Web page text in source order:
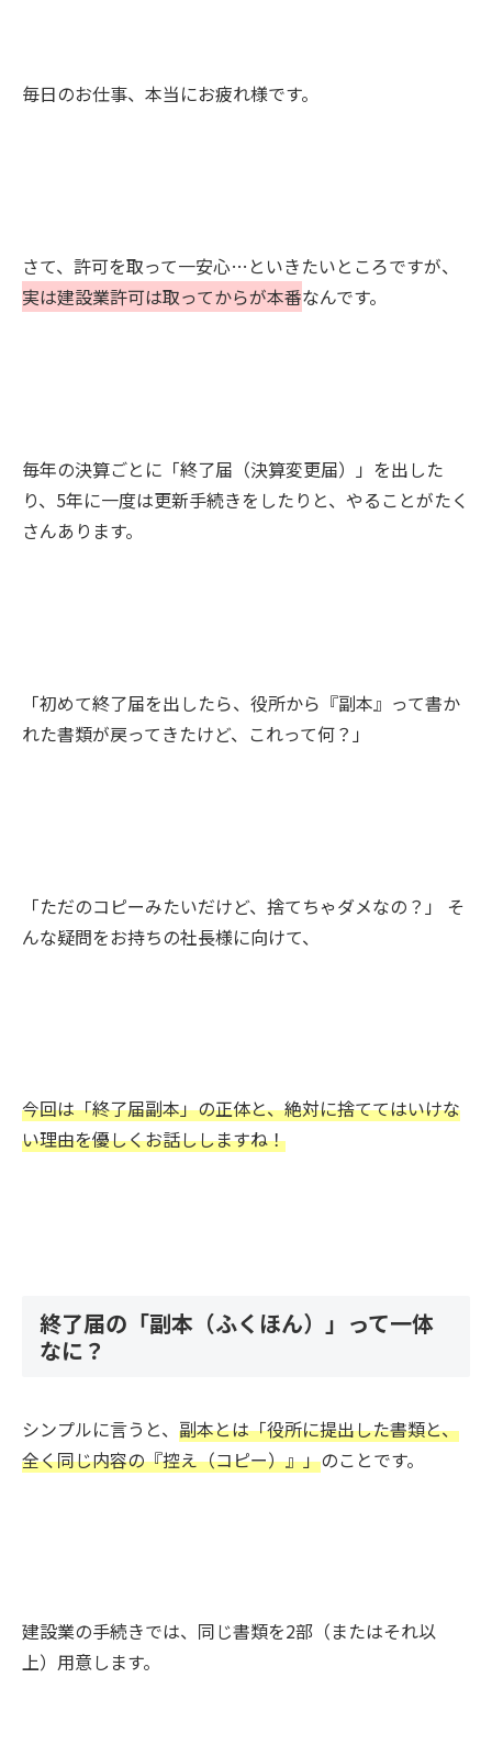
毎日のお仕事、本当にお疲れ様です。
さて、許可を取って一安心…といきたいところですが、
実は建設業許可は取ってからが本番なんです。
毎年の決算ごとに「終了届（決算変更届）」を出した
り、5年に一度は更新手続きをしたりと、やることがたく
さんあります。
「初めて終了届を出したら、役所から『副本』って書か
れた書類が戻ってきたけど、これって何？」
「ただのコピーみたいだけど、捨てちゃダメなの？」 そ
んな疑問をお持ちの社長様に向けて、
今回は「終了届副本」の正体と、絶対に捨ててはいけな
い理由を優しくお話ししますね！
終了届の「副本（ふくほん）」って一体
なに？
シンプルに言うと、 副本とは「役所に提出した書類と、
全く同じ内容の『控え（コピー）』」のことです。
建設業の手続きでは、同じ書類を2部（またはそれ以
上）用意します。